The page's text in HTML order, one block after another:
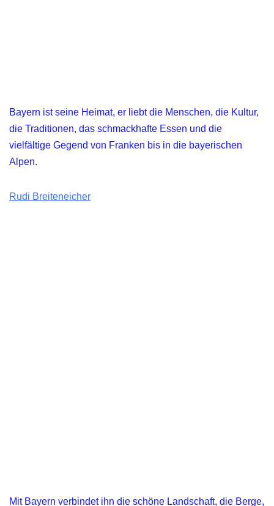
Bayern ist seine Heimat, er liebt die Menschen, die Kultur,
die Traditionen, das schmackhafte Essen und die
vielfältige Gegend von Franken bis in die bayerischen
Alpen.
Rudi Breiteneicher
Mit Bayern verbindet ihn die schöne Landschaft, die Berge,